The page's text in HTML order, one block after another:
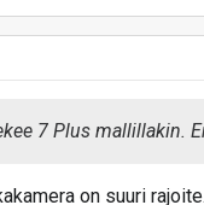
7 Plus mallillakin.
on suuri rajoite.